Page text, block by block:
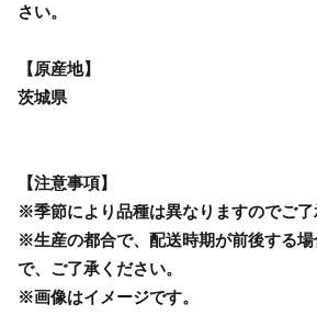
さい。
【原産地】
茨城県
【注意事項】
※季節により品種は異なりますのでご了
※生産の都合で、配送時期が前後する
で、ご了承ください。
※画像はイメージです。